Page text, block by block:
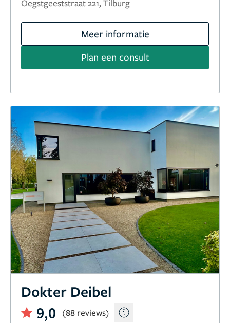
Oegstgeeststraat 221, Tilburg
Meer informatie
Plan een consult
Dokter Deibel
9,0
(88 reviews)